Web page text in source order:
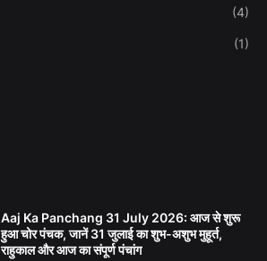
(4)
(1)
Aaj Ka Panchang 31 July 2026: आज से शुरू
हुआ चोर पंचक, जानें 31 जुलाई का शुभ-अशुभ मुहूर्त,
राहुकाल और आज का संपूर्ण पंचांग